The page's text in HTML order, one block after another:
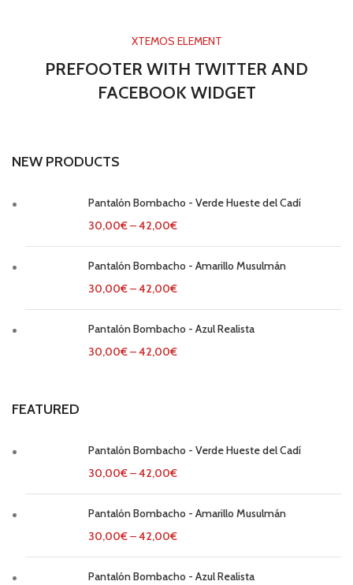
XTEMOS ELEMENT
PREFOOTER WITH TWITTER AND
FACEBOOK WIDGET
NEW PRODUCTS
Pantalón Bombacho - Verde Hueste del Cadí
30,00€–42,00€
Pantalón Bombacho - Amarillo Musulmán
30,00€–42,00€
Pantalón Bombacho - Azul Realista
30,00€–42,00€
FEATURED
Pantalón Bombacho - Verde Hueste del Cadí
30,00€–42,00€
Pantalón Bombacho - Amarillo Musulmán
30,00€–42,00€
Pantalón Bombacho - Azul Realista